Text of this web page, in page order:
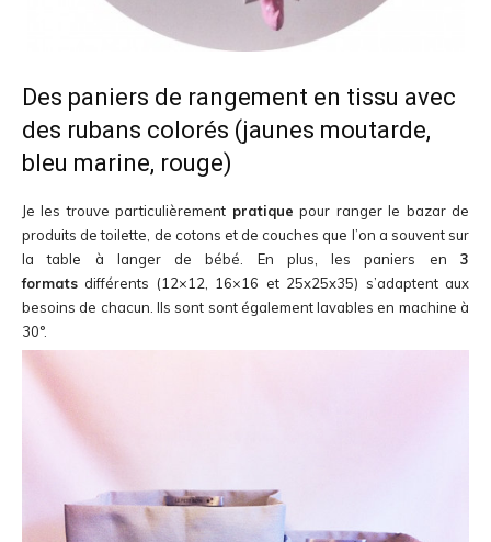
Des paniers de rangement en tissu avec
des rubans colorés (jaunes moutarde,
bleu marine, rouge)
Je les trouve particulièrement pratique pour ranger le bazar de
produits de toilette, de cotons et de couches que l’on a souvent sur
la table à langer de bébé. En plus, les paniers en 3
formats différents (12×12, 16×16 et 25x25x35) s’adaptent aux
besoins de chacun. Ils sont sont également lavables en machine à
30°.